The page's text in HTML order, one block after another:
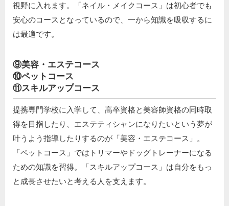
視野に入れます。「ネイル・メイクコース」は初心者でも
安心のコースとなっているので、一から知識を吸収するに
は最適です。
⑨美容・エステコース
⑩ペットコース
⑪スキルアップコース
提携専門学校に入学して、高卒資格と美容師資格の同時取
得を目指したり、エステティシャンになりたいという夢が
叶うよう指導したりするのが「美容・エステコース」。
「ペットコース」ではトリマーやドッグトレーナーになる
ための知識を習得。「スキルアップコース」は自分をもっ
と成長させたいと考える人を支えます。